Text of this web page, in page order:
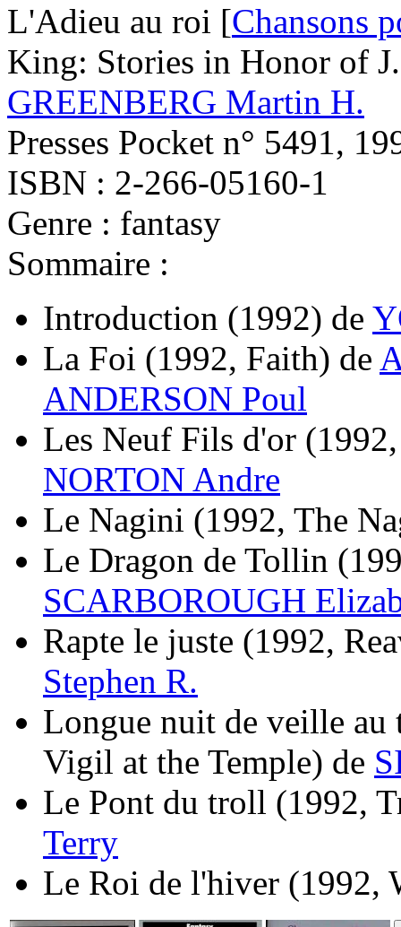
L'Adieu au roi [Chansons
King: Stories in Honor of
GREENBERG Martin H.
Presses Pocket n° 5491,
ISBN : 2-266-05160-1
Genre : fantasy
Sommaire :
Introduction (1992) de
La Foi (1992, Faith) de
ANDERSON Poul
Les Neuf Fils d'or
NORTON Andre
Le Nagini (1992, The
Le Dragon de Tollin
SCARBOROUGH
Rapte le juste (1992,
Stephen R.
Longue nuit de veille au
Vigil at the Temple) de
Le Pont du troll (1992,
Terry
Le Roi de l'hiver (1992,